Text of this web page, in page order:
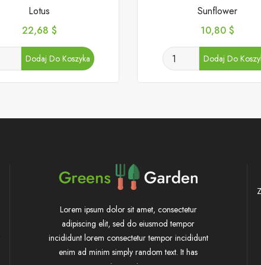
Lotus
Cena
22,68 $
Dodaj Do Koszyka
Sunflower
Cena
10,80 $
Dodaj Do
Lorem ipsum dolor sit amet, consectetur
adipiscing elit, sed do eiusmod tempor
incididunt lorem consectetur tempor incididunt
enim ad minim simply random text. It has